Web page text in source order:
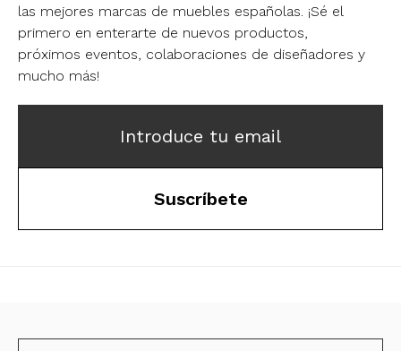
las mejores marcas de muebles españolas. ¡Sé el
primero en enterarte de nuevos productos,
próximos eventos, colaboraciones de diseñadores y
mucho más!
Introduce tu email
Suscríbete